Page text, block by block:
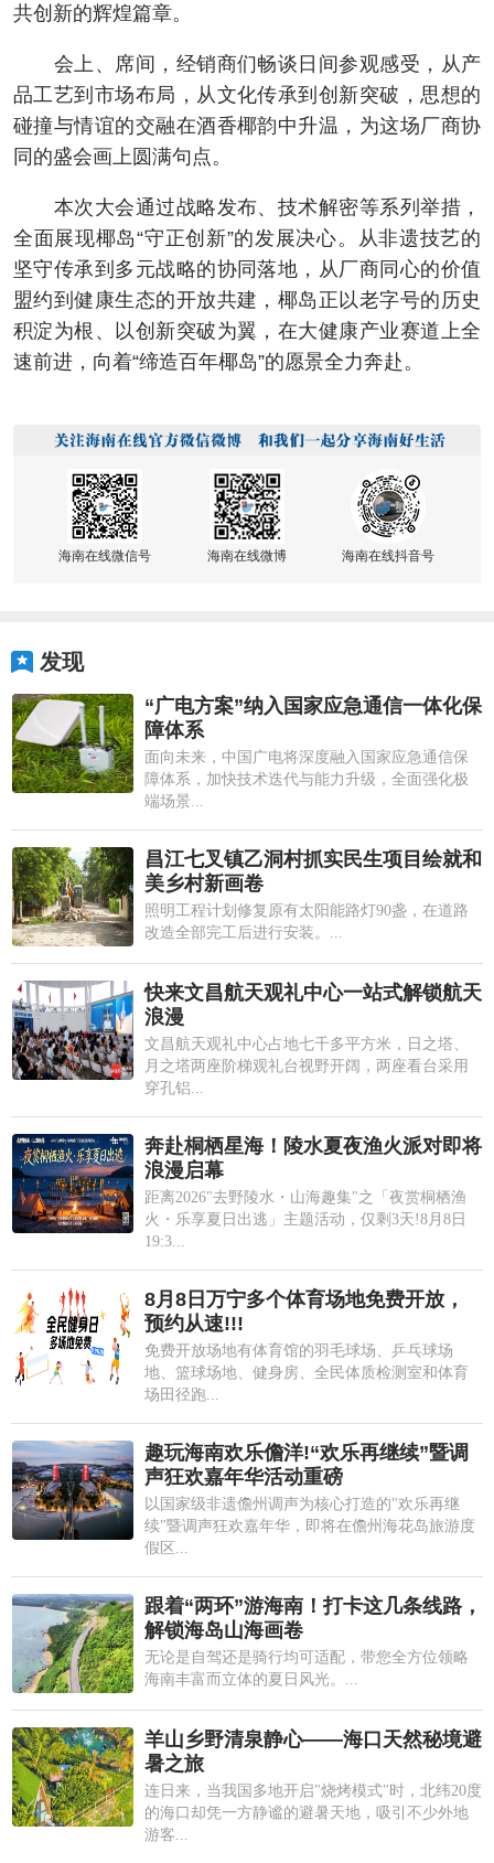
共创新的辉煌篇章。
会上、席间，经销商们畅谈日间参观感受，从产
品工艺到市场布局，从文化传承到创新突破，思想的
碰撞与情谊的交融在酒香椰韵中升温，为这场厂商协
同的盛会画上圆满句点。
本次大会通过战略发布、技术解密等系列举措，
全面展现椰岛“守正创新”的发展决心。从非遗技艺的
坚守传承到多元战略的协同落地，从厂商同心的价值
盟约到健康生态的开放共建，椰岛正以老字号的历史
积淀为根、以创新突破为翼，在大健康产业赛道上全
速前进，向着“缔造百年椰岛”的愿景全力奔赴。
海南在线微信号 海南在线微博 海南在线抖音号
发现
“广电方案”纳入国家应急通信一体化保
障体系
面向未来，中国广电将深度融入国家应急通信保
障体系，加快技术迭代与能力升级，全面强化极
端场景...
昌江七叉镇乙洞村抓实民生项目绘就和
美乡村新画卷
照明工程计划修复原有太阳能路灯90盏，在道路
改造全部完工后进行安装。...
快来文昌航天观礼中心一站式解锁航天
浪漫
文昌航天观礼中心占地七千多平方米，日之塔、
月之塔两座阶梯观礼台视野开阔，两座看台采用
穿孔铝...
奔赴桐栖星海！陵水夏夜渔火派对即将
浪漫启幕
距离2026"去野陵水・山海趣集"之「夜赏桐栖渔
火・乐享夏日出逃」主题活动，仅剩3天!8月8日
19:3...
8月8日万宁多个体育场地免费开放，
预约从速!!!
免费开放场地有体育馆的羽毛球场、乒乓球场
地、篮球场地、健身房、全民体质检测室和体育
场田径跑...
趣玩海南欢乐儋洋!“欢乐再继续”暨调
声狂欢嘉年华活动重磅
以国家级非遗儋州调声为核心打造的"欢乐再继
续"暨调声狂欢嘉年华，即将在儋州海花岛旅游度
假区...
跟着“两环”游海南！打卡这几条线路，
解锁海岛山海画卷
无论是自驾还是骑行均可适配，带您全方位领略
海南丰富而立体的夏日风光。...
羊山乡野清泉静心——海口天然秘境避
暑之旅
连日来，当我国多地开启"烧烤模式"时，北纬20度
的海口却凭一方静谧的避暑天地，吸引不少外地
游客...